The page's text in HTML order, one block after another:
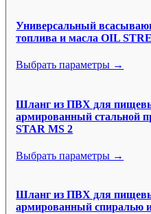
Универсальный
топлива и масла OIL
Выбрать параметры →
Шланг из ПВХ для
армированный стальной
STAR MS 2
Выбрать параметры →
Шланг из ПВХ для
армированный спиралью